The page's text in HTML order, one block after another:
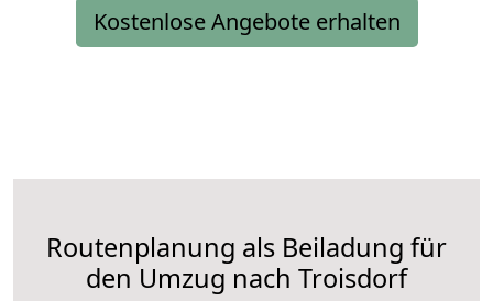
Kostenlose Angebote erhalten
Routenplanung als Beiladung für
den Umzug nach Troisdorf